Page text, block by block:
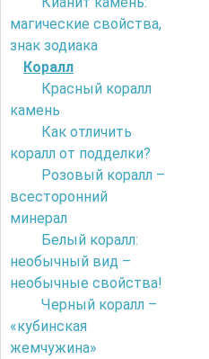
магические свойства,
знак зодиака
Коралл
Красный коралл
камень
Как отличить
коралл от подделки?
Розовый коралл –
всесторонний
минерал
Белый коралл:
необычный вид –
необычные свойства!
Черный коралл –
«кубинская
жемчужина»